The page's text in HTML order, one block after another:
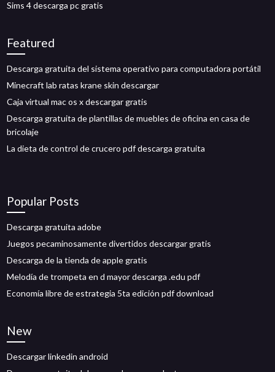
Sims 4 descarga pc gratis
Featured
Descarga gratuita del sistema operativo para computadora portátil
Minecraft lab ratas krane skin descargar
Caja virtual mac os x descargar gratis
Descarga gratuita de plantillas de muebles de oficina en casa de
bricolaje
La dieta de control de crucero pdf descarga gratuita
Popular Posts
Descarga gratuita adobe
Juegos pecaminosamente divertidos descargar gratis
Descarga de la tienda de apple gratis
Melodía de trompeta en d mayor descarga .edu pdf
Economía libre de estrategia 5ta edición pdf download
New
Descargar linkedin android